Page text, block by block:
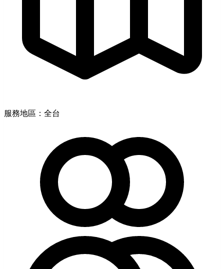
服務地區：全台